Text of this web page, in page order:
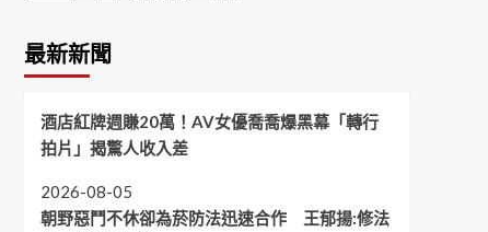
最新新聞
酒店紅牌週賺20萬！AV女優喬喬爆黑幕「轉行
拍片」揭驚人收入差
2026-08-05
朝野惡鬥不休卻為菸防法迅速合作 王郁揚:修法